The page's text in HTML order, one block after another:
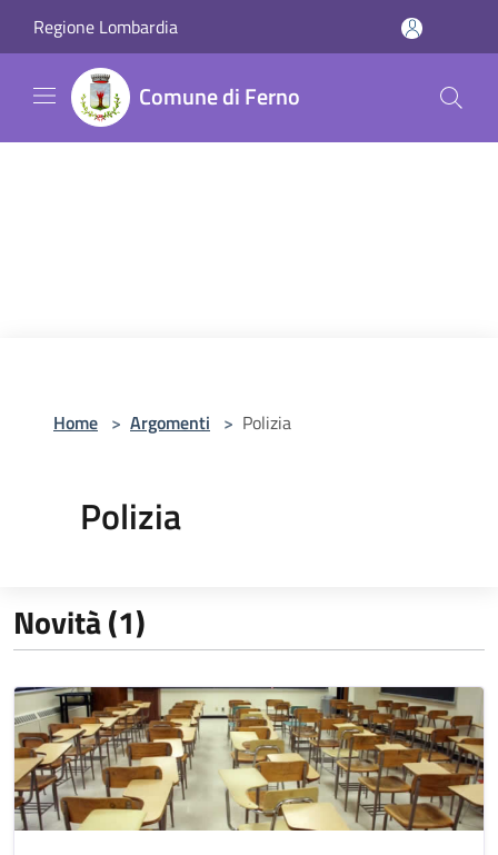
Regione Lombardia
Comune di Ferno
Home > Argomenti > Polizia
Polizia
Novità (1)